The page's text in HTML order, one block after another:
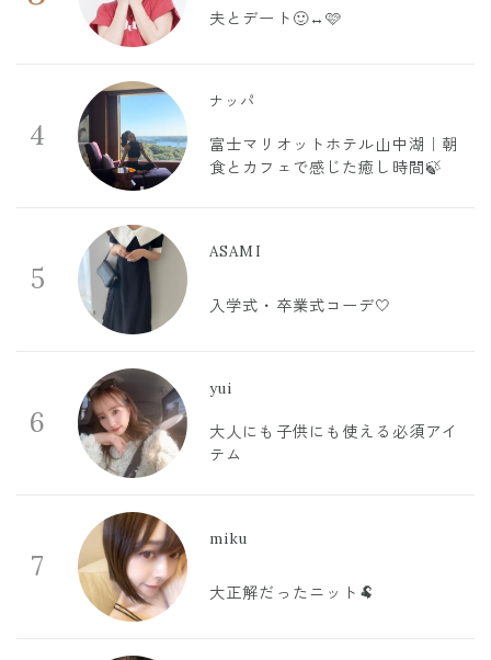
夫とデート🙂‍↔️🩷
4
ナッパ
富士マリオットホテル山中湖｜朝
食とカフェで感じた癒し時間🍃
5
ASAMI
入学式・卒業式コーデ🤍
6
yui
大人にも子供にも使える必須アイ
テム
7
miku
大正解だったニット🐏